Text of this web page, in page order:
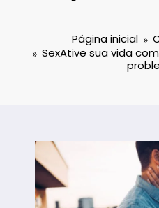
Página inicial
SexAtive sua vida